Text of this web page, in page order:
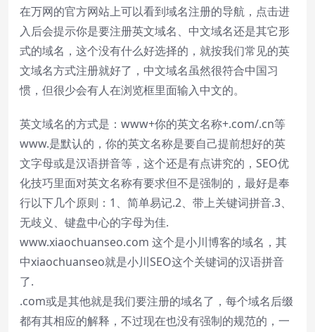
在万网的官方网站上可以看到域名注册的导航，点击进
入后会提示你是要注册英文域名、中文域名还是其它形
式的域名，这个没有什么好选择的，就按我们常见的英
文域名方式注册就好了，中文域名虽然很符合中国习
惯，但很少会有人在浏览框里面输入中文的。
英文域名的方式是：www+你的英文名称+.com/.cn等
www.是默认的，你的英文名称是要自己提前想好的英
文字母或是汉语拼音等，这个还是有点讲究的，SEO优
化技巧里面对英文名称有要求但不是强制的，最好是奉
行以下几个原则：1、简单易记.2、带上关键词拼音.3、
无歧义、键盘中心的字母为佳.
www.xiaochuanseo.com 这个是小川博客的域名，其
中xiaochuanseo就是小川SEO这个关键词的汉语拼音
了.
.com或是其他就是我们要注册的域名了，每个域名后缀
都有其相应的解释，不过现在也没有强制的规范的，一